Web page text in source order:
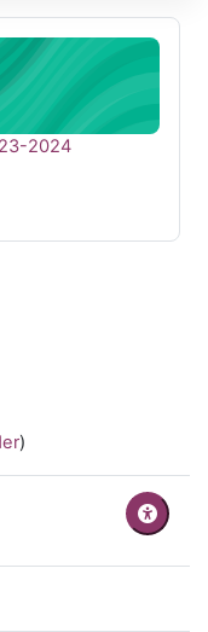
2024
2024
)